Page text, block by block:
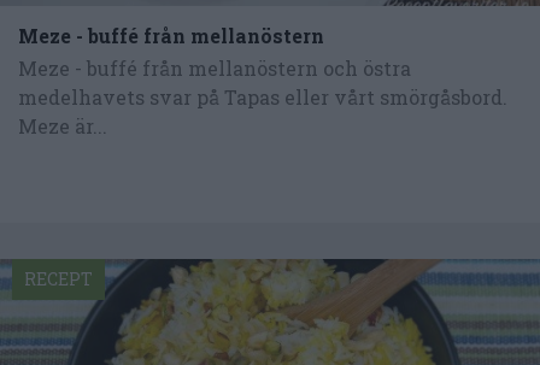
Meze - buffé från mellanöstern
Meze - buffé från mellanöstern och östra
medelhavets svar på Tapas eller vårt smörgåsbord.
Meze är...
RECEPT